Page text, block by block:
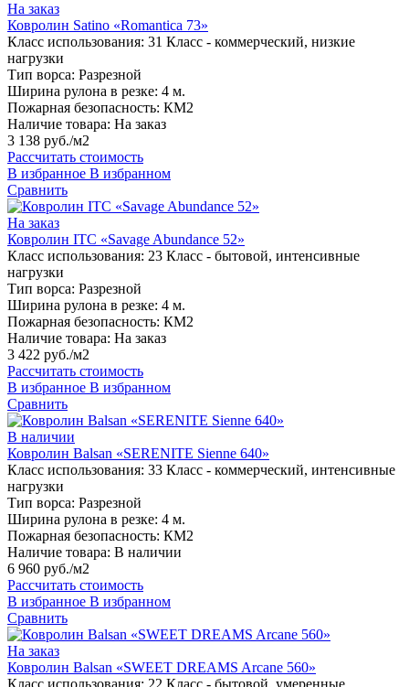
На заказ
Ковролин Satino «Romantica 73»
Класс использования: 31 Класс - коммерческий, низкие
нагрузки
Тип ворса: Разрезной
Ширина рулона в резке: 4 м.
Пожарная безопасность: КМ2
Наличие товара: На заказ
3 138 руб./м2
Рассчитать стоимость
В избранное В избранном
Сравнить
На заказ
Ковролин ITC «Savage Abundance 52»
Класс использования: 23 Класс - бытовой, интенсивные
нагрузки
Тип ворса: Разрезной
Ширина рулона в резке: 4 м.
Пожарная безопасность: КМ2
Наличие товара: На заказ
3 422 руб./м2
Рассчитать стоимость
В избранное В избранном
Сравнить
В наличии
Ковролин Balsan «SERENITE Sienne 640»
Класс использования: 33 Класс - коммерческий, интенсивные
нагрузки
Тип ворса: Разрезной
Ширина рулона в резке: 4 м.
Пожарная безопасность: КМ2
Наличие товара: В наличии
6 960 руб./м2
Рассчитать стоимость
В избранное В избранном
Сравнить
На заказ
Ковролин Balsan «SWEET DREAMS Arcane 560»
Класс использования: 22 Класс - бытовой, умеренные